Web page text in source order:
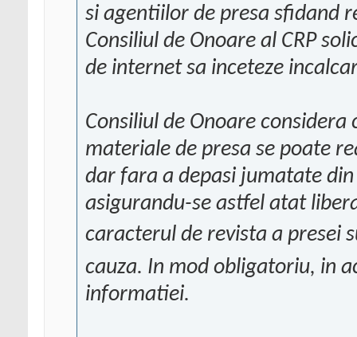
si agentiilor de presa sfidand
Consiliul de Onoare al CRP
de internet sa inceteze
Consiliul de Onoare
materiale de presa se poate
dar fara a depasi jumatate
asigurandu-se astfel atat
caracterul de revista a
cauza. In mod obligatoriu, in
informatiei.